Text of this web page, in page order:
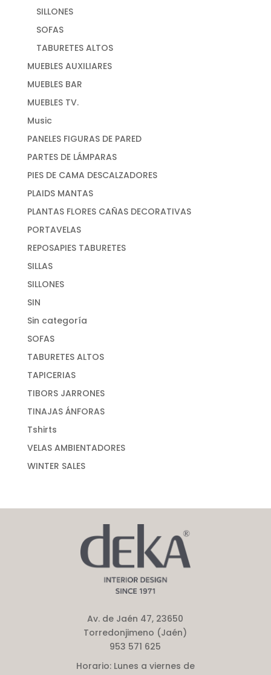
SILLONES
SOFAS
TABURETES ALTOS
MUEBLES AUXILIARES
MUEBLES BAR
MUEBLES TV.
Music
PANELES FIGURAS DE PARED
PARTES DE LÁMPARAS
PIES DE CAMA DESCALZADORES
PLAIDS MANTAS
PLANTAS FLORES CAÑAS DECORATIVAS
PORTAVELAS
REPOSAPIES TABURETES
SILLAS
SILLONES
SIN
Sin categoría
SOFAS
TABURETES ALTOS
TAPICERIAS
TIBORS JARRONES
TINAJAS ÁNFORAS
Tshirts
VELAS AMBIENTADORES
WINTER SALES
Av. de Jaén 47, 23650
Torredonjimeno (Jaén)
953 571 625
Horario:Lunes a viernes de